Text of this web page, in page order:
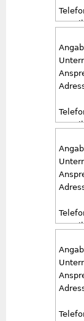
E-Mail
E-Mail
E-Mail